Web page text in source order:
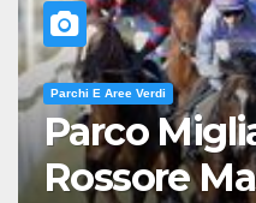
Parchi E Aree Verdi
Parco
Rossore